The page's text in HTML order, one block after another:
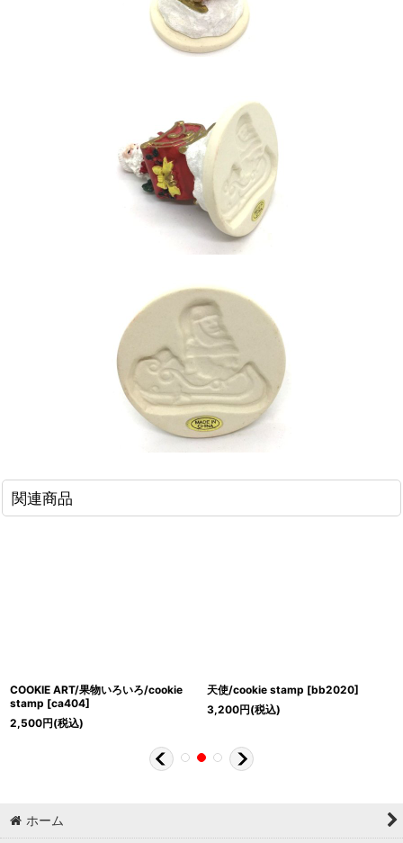
関連商品
COOKIE ART/果物いろいろ/cookie
stamp [ca404]
2,500円(税込)
天使/cookie stamp [bb2020]
3,200円(税込)
ホーム